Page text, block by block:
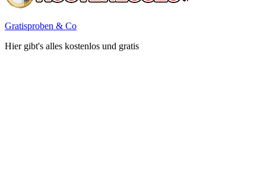
Gratisproben & Co
Hier gibt's alles kostenlos und gratis